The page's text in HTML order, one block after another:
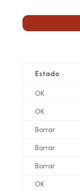
Estado
OK
OK
Borrar
Borrar
Borrar
OK